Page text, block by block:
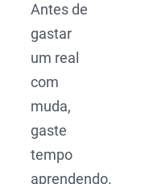
Antes de
gastar
um real
com
muda,
gaste
tempo
aprendendo.